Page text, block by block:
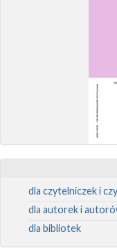
dla czytelniczek i
dla autorek i
dla bibliotek